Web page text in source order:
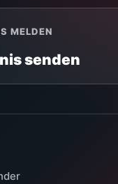
MELDEN
senden